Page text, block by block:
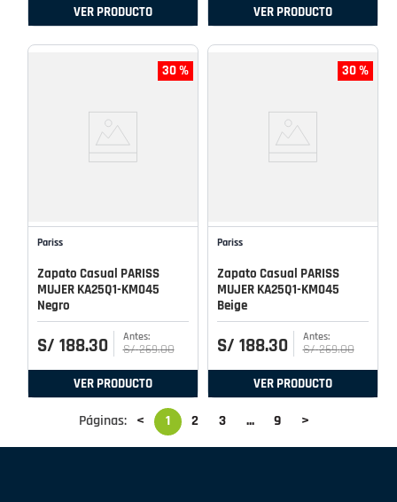
VER PRODUCTO VER PRODUCTO
30 %
Pariss
Zapato Casual PARISS
MUJER KA25Q1-KM045
Negro
S/ 188.30 S/ 269.00
VER PRODUCTO
30 %
Pariss
Zapato Casual PARISS
MUJER KA25Q1-KM045
Beige
S/ 188.30 S/ 269.00
VER PRODUCTO
Páginas: < 1 2 3 ... 9 >